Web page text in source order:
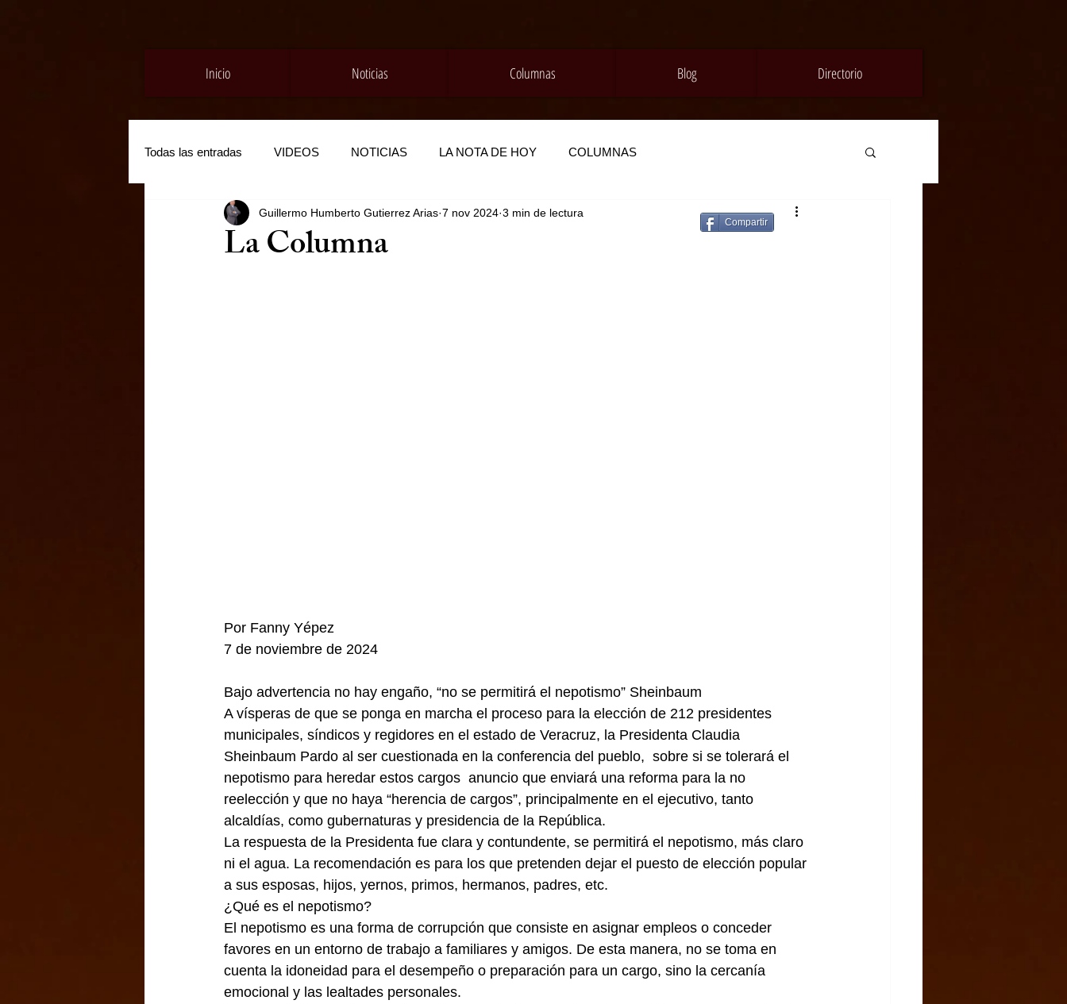
Inicio Noticias Columnas Blog Directorio
Todas las entradas VIDEOS NOTICIAS LA NOTA DE HOY COLUMNAS
La Columna
Guillermo Humberto Gutierrez Arias 7 nov 2024 3 min de lectura
Por Fanny Yépez
7 de noviembre de 2024
Bajo advertencia no hay engaño, “no se permitirá el nepotismo” Sheinbaum
A vísperas de que se ponga en marcha el proceso para la elección de 212 presidentes
municipales, síndicos y regidores en el estado de Veracruz, la Presidenta Claudia
Sheinbaum Pardo al ser cuestionada en la conferencia del pueblo,  sobre si se tolerará el
nepotismo para heredar estos cargos  anuncio que enviará una reforma para la no
reelección y que no haya “herencia de cargos”, principalmente en el ejecutivo, tanto
alcaldías, como gubernaturas y presidencia de la República.
La respuesta de la Presidenta fue clara y contundente, se permitirá el nepotismo, más claro
ni el agua. La recomendación es para los que pretenden dejar el puesto de elección popular
a sus esposas, hijos, yernos, primos, hermanos, padres, etc.
¿Qué es el nepotismo?
El nepotismo es una forma de corrupción que consiste en asignar empleos o conceder
favores en un entorno de trabajo a familiares y amigos. De esta manera, no se toma en
cuenta la idoneidad para el desempeño o preparación para un cargo, sino la cercanía
emocional y las lealtades personales.
Compartir